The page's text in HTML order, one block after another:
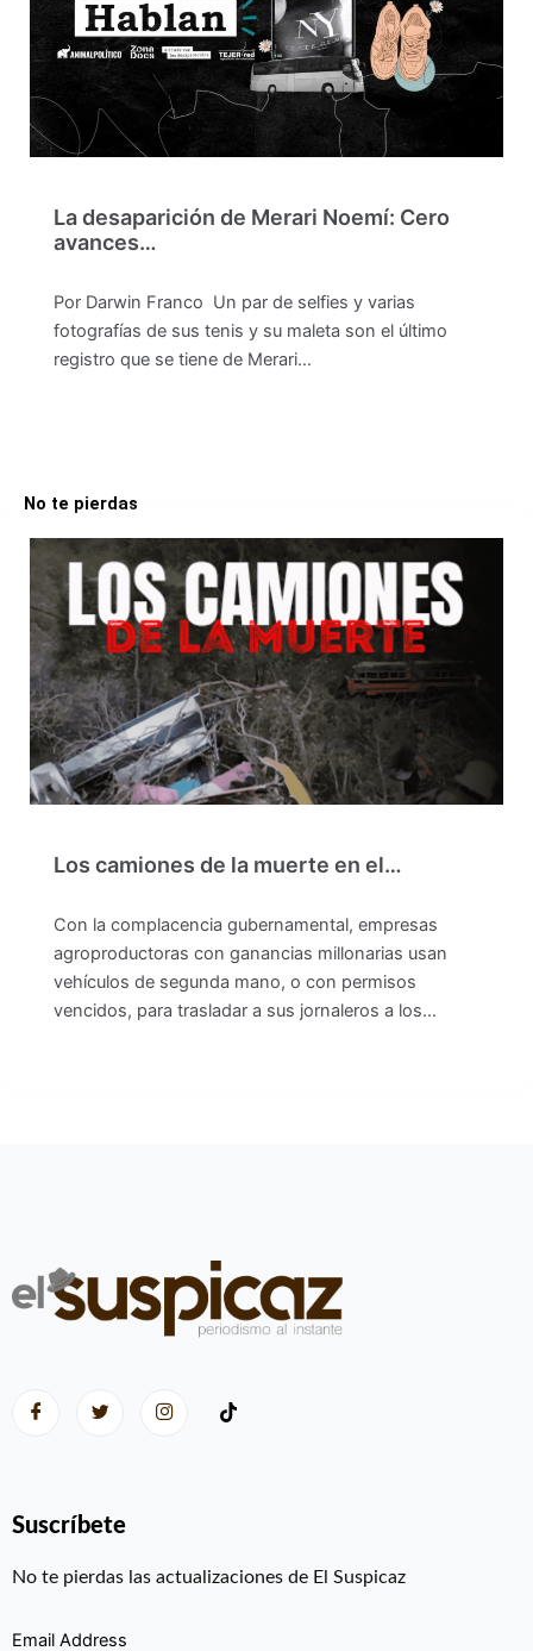
La desaparición de Merari Noemí: Cero
avances…
Por Darwin Franco Un par de selfies y varias
fotografías de sus tenis y su maleta son el último
registro que se tiene de Merari…
No te pierdas
Los camiones de la muerte en el…
Con la complacencia gubernamental, empresas
agroproductoras con ganancias millonarias usan
vehículos de segunda mano, o con permisos
vencidos, para trasladar a sus jornaleros a los…
Suscríbete
No te pierdas las actualizaciones de El Suspicaz
Email Address